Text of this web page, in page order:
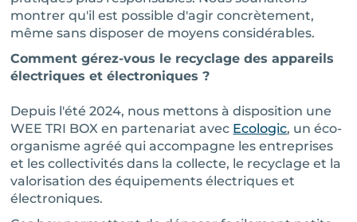
montrer qu'il est possible d'agir concrètement,
même sans disposer de moyens considérables.
Comment gérez-vous le recyclage des appareils
électriques et électroniques ?
Depuis l'été 2024, nous mettons à disposition une
WEE TRI BOX en partenariat avec Ecologic, un éco-
organisme agréé qui accompagne les entreprises
et les collectivités dans la collecte, le recyclage et la
valorisation des équipements électriques et
électroniques.